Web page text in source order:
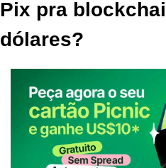
Pix pra
dólares?